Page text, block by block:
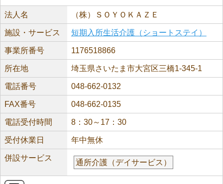
法人名 （株）ＳＯＹＯＫＡＺＥ
施設・サービス 短期入所生活介護（ショートステイ）
事業所番号 1176518866
所在地 埼玉県さいたま市大宮区三橋1-345-1
電話番号 048-662-0132
FAX番号 048-662-0135
電話受付時間 8：30～17：30
受付休業日 年中無休
併設サービス
通所介護（デイサービス）